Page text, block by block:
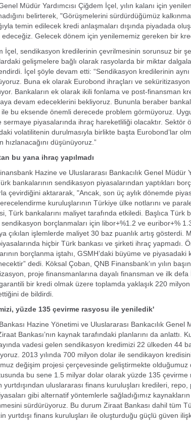
Müdür Yardımcısı Çiğdem İçel, yılın kalanı için
belirterek, "Görüşmelerini sürdürdüğümüz
temin edilecek kredi anlaşmaları dışında piyadada
Gelecek dönem için yenilememiz gereken bir
İçel, sendikasyon kredilerinin çevrilmesinin sorunsuz bir
gelişmelere bağlı olarak rasyolarda bir miktar
İçel şöyle devam etti: “Sendikasyon kredilerinin
Buna ek olarak Eurobond ihraçları ve
Bankaların ek olarak ikili fonlama ve post-finansman
devam edeceklerini bekliyoruz. Bununla beraber
ile bu eksende önemli derecede problem görmüyoruz.
sermaye piyasalarında ihraç hareketliliği olacaktır. Sektör
volatilitenin durulmasıyla birlikte başta Eurobond’lar
hızlanacağını düşünüyoruz.”
bu yana ihraç yapılmadı
Hazine ve Uluslararası Bankacılık Genel Müdür
bankalarının sendikasyon piyasalarından yaptıkları
çevirdiğini aktararak, "Ancak, son üç aylık dönemde
kuruluşlarının Türkiye ülke notlarını ve
Türk bankalarını maliyet tarafında etkiledi. Başlıca Türk
borçlanmaları için libor+%1.2 ve euribor+%
çıkılan işlemlerde maliyet 30 baz puanlık artış gösterdi.
hiçbir Türk bankası ve şirketi ihraç yapmadı.
borçlanma iştahı, GSMH’daki büyüme ve piyasadaki
dedi. Köksal Çoban, QNB Finansbank’ın yılın
proje finansmanlarına dayalı finansman ve ilk
bir kredi olmak üzere toplamda yaklaşık 220
de bildirdi.
yüzde 135 çevirme rasyosu ile yeniledik'
Hazine Yönetimi ve Uluslararası Bankacılık Genel
Bankası’nın kaynak tarafındaki planlarını da anlattı.
vadesi gelen sendikasyon kredimizi 22 ülkeden 44
2013 yılında 700 milyon dolar ile sendikayon
değişim projesi çerçevesinde geliştirmekte olduğumuz
bu sene 1.5 milyar dolar olarak yüzde 135 çevirme
yurtdışından uluslararası finans kuruluşları kredileri,
gibi alternatif yöntemlerle sağladığımız
sürdürüyoruz. Bu durum Ziraat Bankası dahil tüm
yurtdışı finans kuruluşları ile oluşturduğu güçlü güven